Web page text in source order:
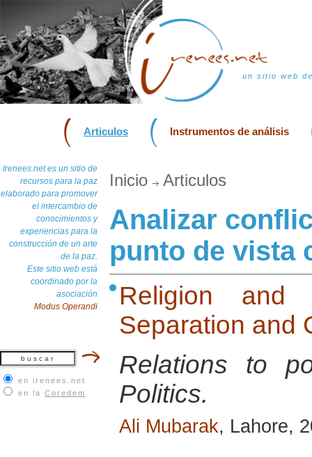
un sitio web
Articulos Instrumentos de análisis
Irenees.net es un sitio de
recursos para la paz
elaborado para promover
el intercambio de
conocimientos y
experiencias para la
construcción de un arte
de la paz.
Este sitio web está
coordinado por la
asociación
Modus Operandi
en irenees.net
en la Coredem
Inicio Articulos
Analizar
punto de vista
Religion and
Separation and
Relations to
Politics.
Ali Mubarak, Lahore,